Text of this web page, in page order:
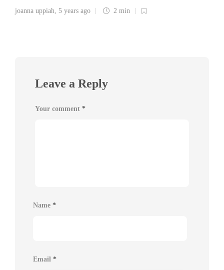
joanna uppiah 5 years ago 2 min
Leave a Reply
Your comment *
Name *
Email *